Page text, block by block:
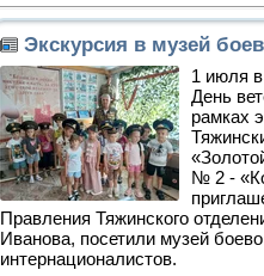
Экскурсия в музей
1 июля
День
рамках
№ 2 -
Правления Тяжинского
Иванова, посетили музей
интернационалистов. ⠀